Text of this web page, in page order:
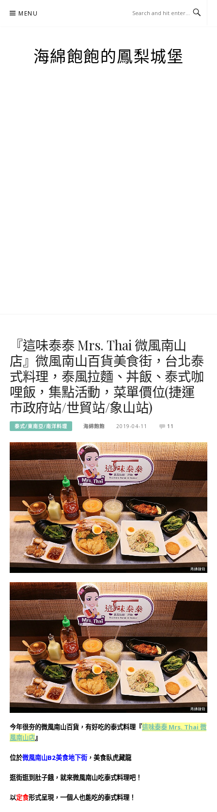
MENU
海綿飽飽的鳳梨城堡
『這味泰泰 Mrs. Thai 微風南山
店』微風南山百貨美食街，台北泰
式料理，泰風拉麵、丼飯、泰式咖
哩飯，集點活動，菜單價位(捷運
市政府站/世貿站/象山站)
泰式/東南亞/南洋料理 海綿飽飽 2019-04-11 11
今年很夯的微風南山百貨，有好吃的泰式料理 『這味泰泰 Mrs. Thai 微
風南山店』
位於微風南山B2美食地下街，美食臥虎藏龍
逛街逛到肚子餓，就來微風南山吃泰式料理吧！
以定食形式呈現，一個人也能吃的泰式料理！